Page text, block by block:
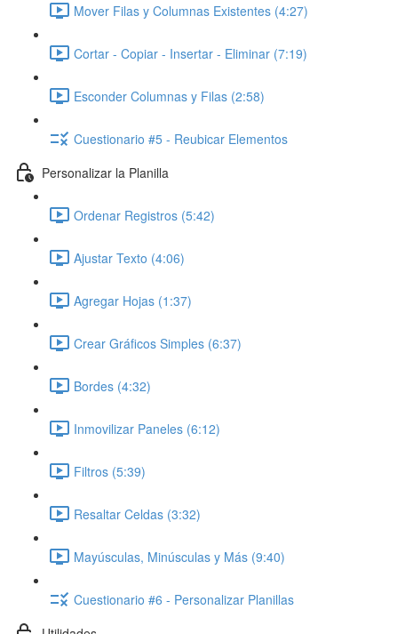
Mover Filas y Columnas Existentes (4:27)
Cortar - Copiar - Insertar - Eliminar (7:19)
Esconder Columnas y Filas (2:58)
Cuestionario #5 - Reubicar Elementos
Personalizar la Planilla
Ordenar Registros (5:42)
Ajustar Texto (4:06)
Agregar Hojas (1:37)
Crear Gráficos Simples (6:37)
Bordes (4:32)
Inmovilizar Paneles (6:12)
Filtros (5:39)
Resaltar Celdas (3:32)
Mayúsculas, Minúsculas y Más (9:40)
Cuestionario #6 - Personalizar Planillas